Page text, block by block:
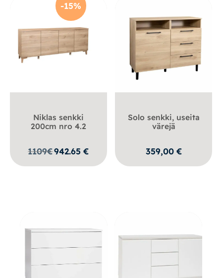
-15%
Niklas senkki
200cm nro 4.2
1109€942.65€
Solo senkki, useita
värejä
359,00 €